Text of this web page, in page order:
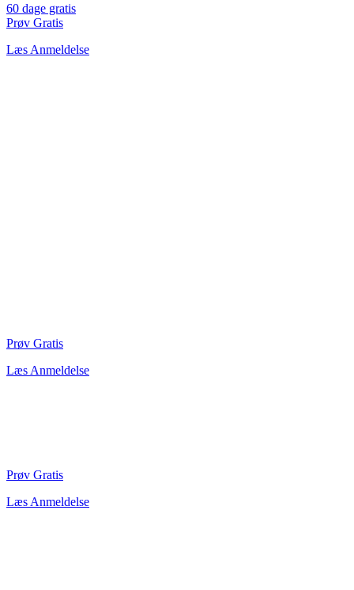
60 dage gratis
Prøv Gratis
Læs Anmeldelse
Prøv Gratis
Læs Anmeldelse
Prøv Gratis
Læs Anmeldelse